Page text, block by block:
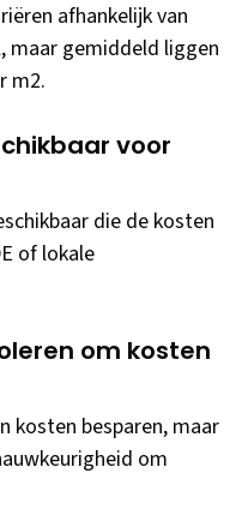
afhankelijk van
maar gemiddeld liggen
m2.
voor
die de kosten
of lokale
om kosten
kosten besparen, maar
om